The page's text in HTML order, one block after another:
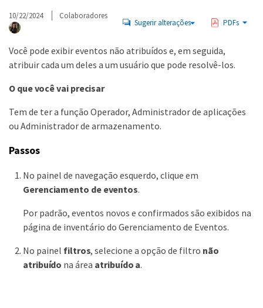
10/22/2024 Colaboradores
Sugerir alterações PDFs
Você pode exibir eventos não atribuídos e, em seguida,
atribuir cada um deles a um usuário que pode resolvê-los.
O que você vai precisar
Tem de ter a função Operador, Administrador de aplicações
ou Administrador de armazenamento.
Passos
No painel de navegação esquerdo, clique em
Gerenciamento de eventos.
Por padrão, eventos novos e confirmados são exibidos na
página de inventário do Gerenciamento de Eventos.
No painel filtros, selecione a opção de filtro não
atribuído na área atribuído a.